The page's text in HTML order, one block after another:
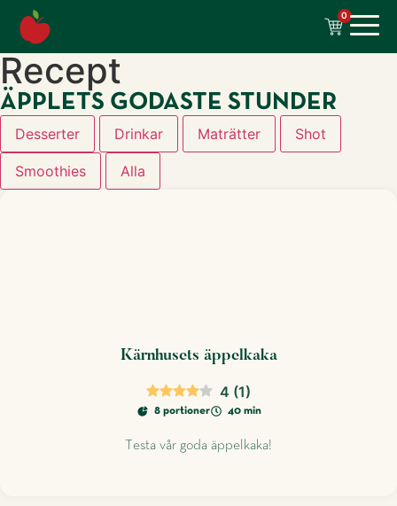
innehåll
0
Recept
ÄPPLETS GODASTE STUNDER
Desserter Drinkar Maträtter Shot
Smoothies Alla
Kärnhusets äppelkaka
4 (1)
8 portioner 40 min
Testa vår goda äppelkaka!